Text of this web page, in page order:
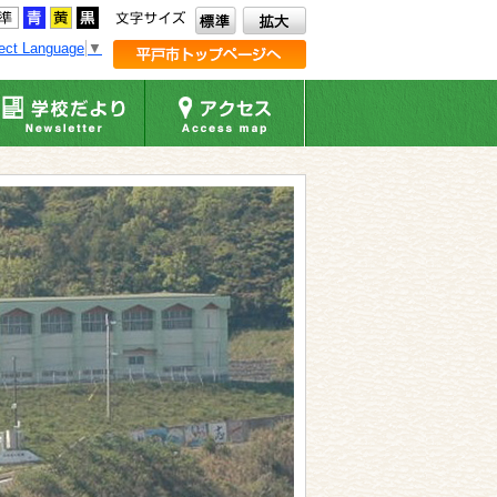
Language ▼